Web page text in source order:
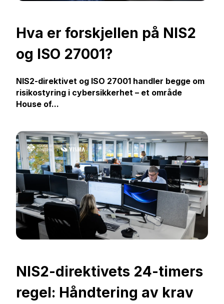
Hva er forskjellen på NIS2
og ISO 27001?
NIS2-direktivet og ISO 27001 handler begge om
risikostyring i cybersikkerhet – et område
House of...
NIS2-direktivets 24-timers
regel: Håndtering av krav